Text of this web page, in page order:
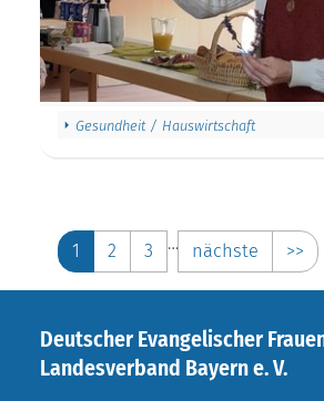
Gesundheit / Hauswirtschaft
1 2 3 … nächste >>
Deutscher Evangelischer
Landesverband Bayern e. V.